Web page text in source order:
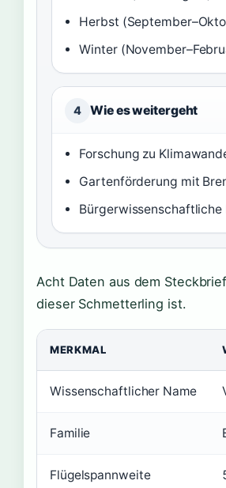
Herbst
Winter
4 Wie es weitergeht
Forschung zu
Gartenförderung mit
Acht Daten aus dem
dieser Schmetterling ist.
MERKMAL
Wissenschaftlicher Name
Familie
Flügelspannweite